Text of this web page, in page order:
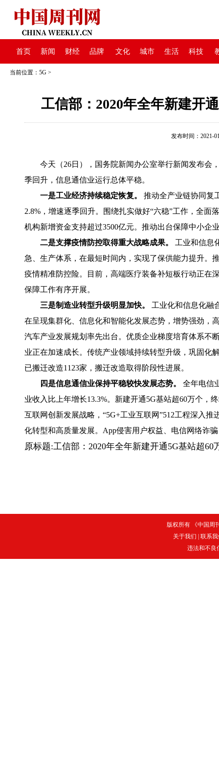
首页 新闻 财经 品牌 文化 城市 生活 科技
当前位置： 5G >
工信部：2020年全年新建开
发布时间：2021-
今天（26日），国务院新闻办公室举行新闻发布会
季回升，信息通信业运行总体平稳。
一是工业经济持续稳定恢复。
推动全产业链协同复
2.8%，增速逐季回升。围绕扎实做好“六稳”工作，全面
机构新增资金支持超过3500亿元。推动出台保障中小企
二是支撑疫情防控取得重大战略成果。
工业和信息
急、生产体系，在最短时间内，实现了保供能力提升。
疫情精准防控险。目前，高端医疗装备补短板行动正在
保障工作有序开展。
三是制造业转型升级明显加快。
工业化和信息化融
在呈现集群化、信息化和智能化发展态势，增势强劲，
汽车产业发展规划率先出台。优质企业梯度培育体系不
业正在加速成长。传统产业领域持续转型升级，巩固化
已搬迁改造1123家，搬迁改造取得阶段性进展。
四是信息通信业保持平稳较快发展态势。
全年电信
业收入比上年增长13.3%。新建开通5G基站超60万个，
互联网创新发展战略，“5G+工业互联网”512工程深入
化转型和高质量发展。App侵害用户权益、电信网络诈
原标题:工信部：2020年全年新建开通5G基站超60
版权所有 《中国周
关于我们
联系
违法和不良